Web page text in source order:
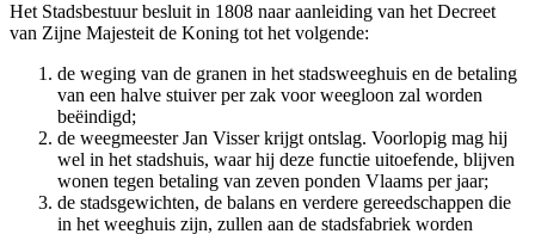
Het Stadsbestuur besluit in 1808 naar aanleiding van het Decreet
van Zijne Majesteit de Koning tot het volgende:
de weging van de granen in het stadsweeghuis en de betaling
van een halve stuiver per zak voor weegloon zal worden
beëindigd;
de weegmeester Jan Visser krijgt ontslag. Voorlopig mag hij
wel in het stadshuis, waar hij deze functie uitoefende, blijven
wonen tegen betaling van zeven ponden Vlaams per jaar;
de stadsgewichten, de balans en verdere gereedschappen die
in het weeghuis zijn, zullen aan de stadsfabriek worden